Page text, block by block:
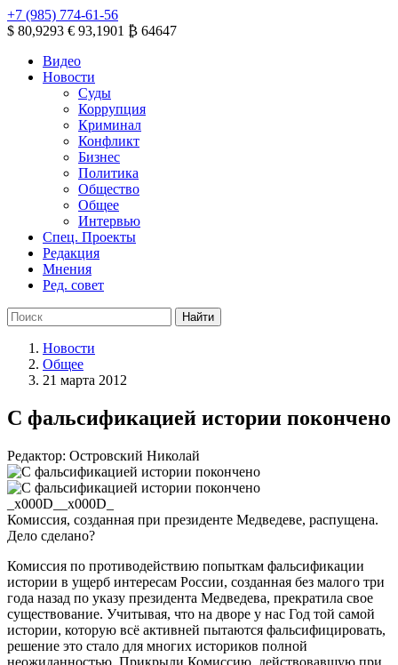
+7 (985) 774-61-56
$ 80,9293 € 93,1901 ₿ 64647
Видео
Новости
Суды
Коррупция
Криминал
Конфликт
Бизнес
Политика
Общество
Общее
Интервью
Спец. Проекты
Редакция
Мнения
Ред. совет
Новости
Общее
21 марта 2012
С фальсификацией истории покончено
Редактор: Островский Николай
_x000D__x000D_
Комиссия, созданная при президенте Медведеве, распущена.
Дело сделано?
Комиссия по противодействию попыткам фальсификации
истории в ущерб интересам России, созданная без малого три
года назад по указу президента Медведева, прекратила свое
существование. Учитывая, что на дворе у нас Год той самой
истории, которую всё активней пытаются фальсифицировать,
решение это стало для многих историков полной
неожиданностью. Прикрыли Комиссию, действовавшую при